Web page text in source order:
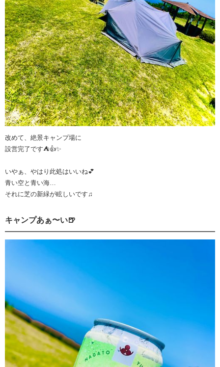
改めて、絶景キャンプ場に
設営完了です⛺️👍✨
いやぁ、やはり此処はいいね💕
青い空と青い海…
それに芝の新緑が眩しいです♫
キャンプあぁ〜い🍺